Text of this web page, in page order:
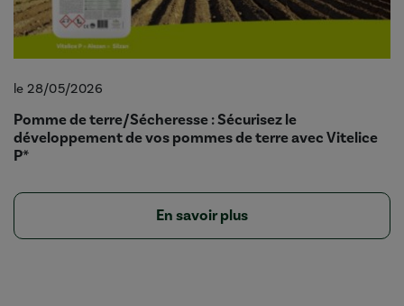
le 28/05/2026
Pomme de terre/Sécheresse : Sécurisez le
développement de vos pommes de terre avec Vitelice
P*
En savoir plus